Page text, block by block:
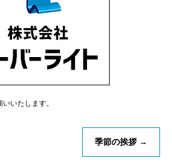
いたします。
季節の挨拶 →